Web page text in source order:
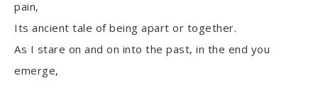
pain,
Its ancient tale of being apart or together.
As I stare on and on into the past, in the end you
emerge,